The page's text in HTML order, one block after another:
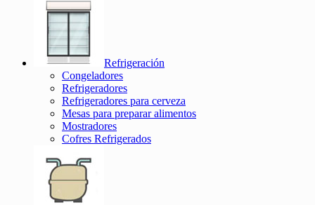
Refrigeración
Congeladores
Refrigeradores
Refrigeradores para cerveza
Mesas para preparar alimentos
Mostradores
Cofres Refrigerados